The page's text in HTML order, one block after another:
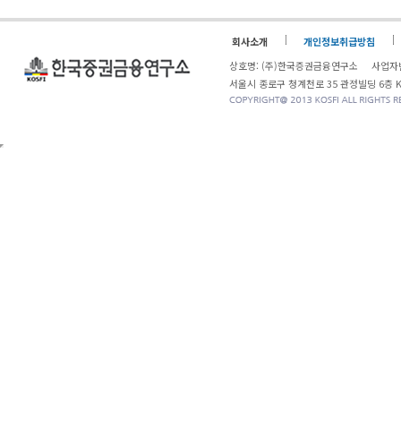
회사소개
개인정보취급방침
상호명: (주)한국증권금융연구소 사업
서울시 종로구 청계천로 35 관정빌딩